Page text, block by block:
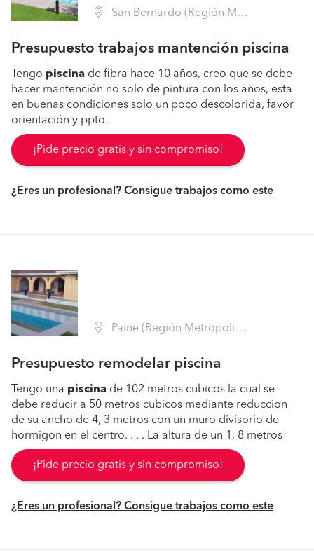
San Bernardo (Región Metropolitana - Maipo)
Presupuesto trabajos mantención piscina
Tengo piscina de fibra hace 10 años, creo que se debe
hacer mantención no solo de pintura con los años, esta
en buenas condiciones solo un poco descolorida, favor
orientación y ppto.
¡Pide precio gratis y sin compromiso!
¿Eres un profesional? Consigue trabajos como este
Paine (Región Metropolitana - Maipo)
Presupuesto remodelar piscina
Tengo una piscina de 102 metros cubicos la cual se
debe reducir a 50 metros cubicos mediante reduccion
de su ancho de 4, 3 metros con un muro divisorio de
hormigon en el centro. . . . La altura de un 1, 8 metros
¡Pide precio gratis y sin compromiso!
¿Eres un profesional? Consigue trabajos como este